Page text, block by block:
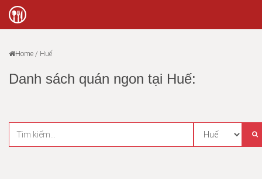
Home / Huế
Danh sách quán ngon tại Huế: